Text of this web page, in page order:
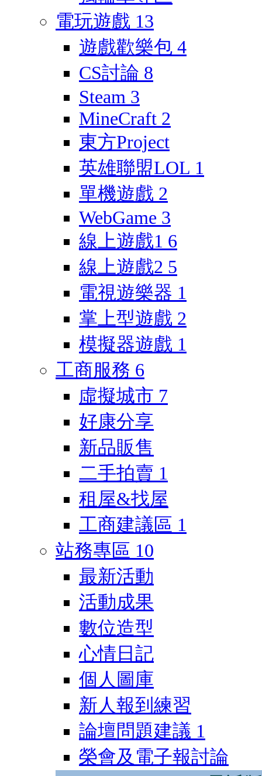
電玩遊戲 13
遊戲歡樂包 4
CS討論 8
Steam 3
MineCraft 2
東方Project
英雄聯盟LOL 1
單機遊戲 2
WebGame 3
線上遊戲1 6
線上遊戲2 5
電視遊樂器 1
掌上型遊戲 2
模擬器遊戲 1
工商服務 6
虛擬城市 7
好康分享
新品販售
二手拍賣 1
租屋&找屋
工商建議區 1
站務專區 10
最新活動
活動成果
數位造型
心情日記
個人圖庫
新人報到練習
論壇問題建議 1
榮會及電子報討論